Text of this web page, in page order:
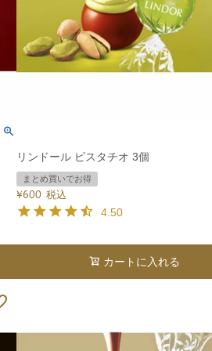
リンドール ピスタチオ 3個
まとめ買いでお得
¥600 税込
4.50
カートに入れる